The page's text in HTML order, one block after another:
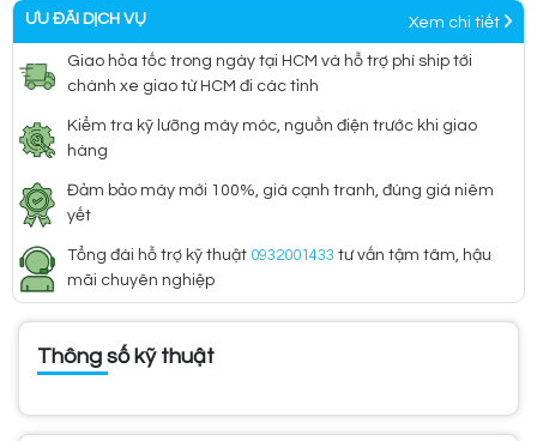
ƯU ĐÃI DỊCH VỤ Xem chi tiết
Giao hỏa tốc trong ngày tại HCM và hỗ trợ phí ship tới
chành xe giao từ HCM đi các tỉnh
Kiểm tra kỹ lưỡng máy móc, nguồn điện trước khi giao
hàng
Đảm bảo máy mới 100%, giá cạnh tranh, đúng giá niêm
yết
Tổng đài hỗ trợ kỹ thuật 0932001433 tư vấn tậm tâm, hậu
mãi chuyên nghiệp
Thông số kỹ thuật